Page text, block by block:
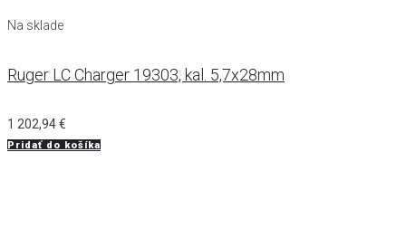
Na sklade
Ruger LC Charger 19303, kal. 5,7x28mm
1 202,94€
Pridať do košíka